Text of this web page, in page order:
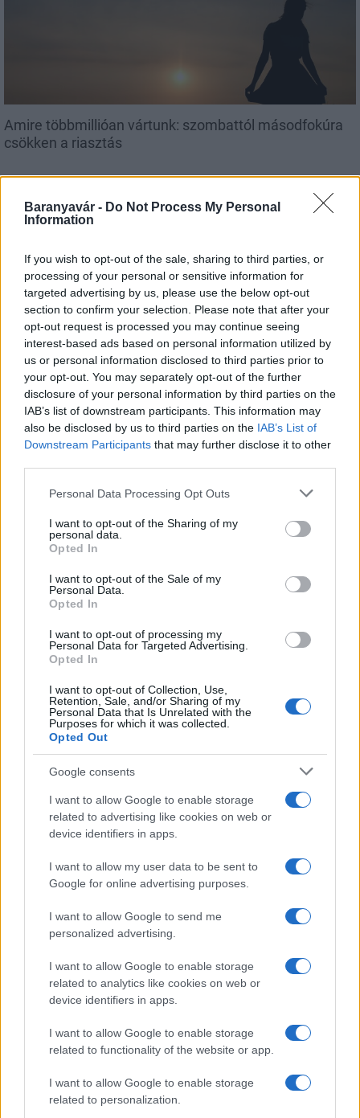
Baranyavár - Do Not Process My Personal
Information
If you wish to opt-out of the sale, sharing to third parties, or
processing of your personal or sensitive information for
targeted advertising by us, please use the below opt-out
section to confirm your selection. Please note that after your
opt-out request is processed you may continue seeing
interest-based ads based on personal information utilized by
us or personal information disclosed to third parties prior to
your opt-out. You may separately opt-out of the further
disclosure of your personal information by third parties on the
IAB’s list of downstream participants. This information may
also be disclosed by us to third parties on the IAB’s List of
Downstream Participants that may further disclose it to other
Please note that this website/app uses one or more Google
not limited to your visit or usage behaviour. You may click to
grant or deny consent to Google and its third-party tags to
use your data for below specified purposes in below Google
consent section.
Personal Data Processing Opt Outs
I want to opt-out of the Sharing of my
personal data.
Opted In
I want to opt-out of the Sale of my
Personal Data.
Opted In
I want to opt-out of processing my
Personal Data for Targeted Advertising.
Opted In
I want to opt-out of Collection, Use,
Retention, Sale, and/or Sharing of my
Personal Data that Is Unrelated with the
Purposes for which it was collected.
Opted Out
Google consents
I want to allow Google to enable storage
related to advertising like cookies on web or
device identifiers in apps.
I want to allow my user data to be sent to
Google for online advertising purposes.
I want to allow Google to send me
personalized advertising.
I want to allow Google to enable storage
related to analytics like cookies on web or
device identifiers in apps.
I want to allow Google to enable storage
related to functionality of the website or app.
I want to allow Google to enable storage
related to personalization.
Amire többmillióan vártunk: szombattól másodfokúra
csökken a riasztás
Kecskeméten is szakirányú továbbképzésekkel erősít a
Gál Ferenc Egyetem
A lakosságra is fontos szerep hárul a
szúnyoginvázió elkerülésében
az energiakrízis kezelésére
Országos hírek
Miért éri meg Afrikában utat építeni?
tudni kell
Kultúra
Kihívások labirintusában
Túlfogyasztás napja - július 30-ra
felhasználta az emberiség a Föld egész